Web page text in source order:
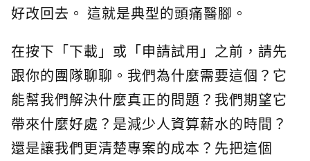
好改回去。 這就是典型的頭痛醫腳。
在按下「下載」或「申請試用」之前，請先
跟你的團隊聊聊。我們為什麼需要這個？它
能幫我們解決什麼真正的問題？我們期望它
帶來什麼好處？是減少人資算薪水的時間？
還是讓我們更清楚專案的成本？先把這個